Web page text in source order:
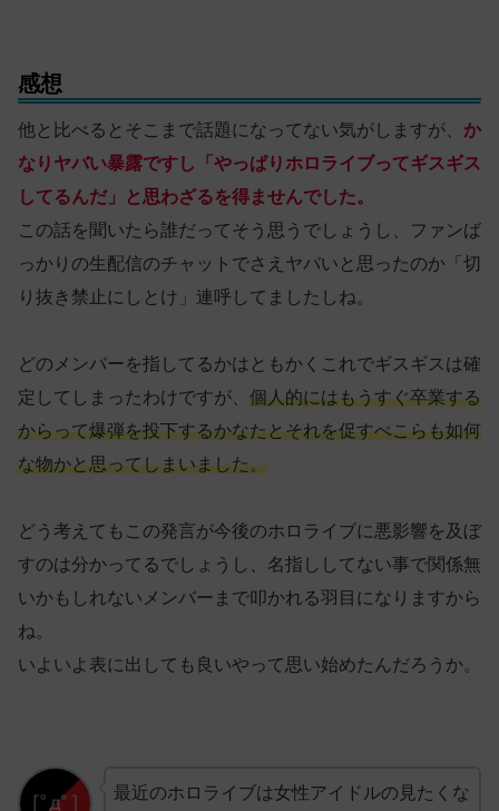
感想
他と比べるとそこまで話題になってない気がしますが、 か
なりヤバい暴露ですし「やっぱりホロライブってギスギス
してるんだ」と思わざるを得ませんでした。
この話を聞いたら誰だってそう思うでしょうし、ファンば
っかりの生配信のチャットでさえヤバいと思ったのか「切
り抜き禁止にしとけ」連呼してましたしね。
どのメンバーを指してるかはともかくこれでギスギスは確
定してしまったわけですが、 個人的にはもうすぐ卒業する
からって爆弾を投下するかなたとそれを促すぺこらも如何
な物かと思ってしまいました。
どう考えてもこの発言が今後のホロライブに悪影響を及ぼ
すのは分かってるでしょうし、名指ししてない事で関係無
いかもしれないメンバーまで叩かれる羽目になりますから
ね。
いよいよ表に出しても良いやって思い始めたんだろうか。
最近のホロライブは女性アイドルの見たくな